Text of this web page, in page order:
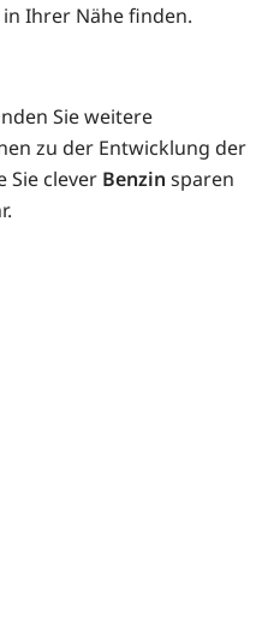
Ihrer Nähe finden.
Sie weitere
zu der Entwicklung der
Sie clever Benzin sparen